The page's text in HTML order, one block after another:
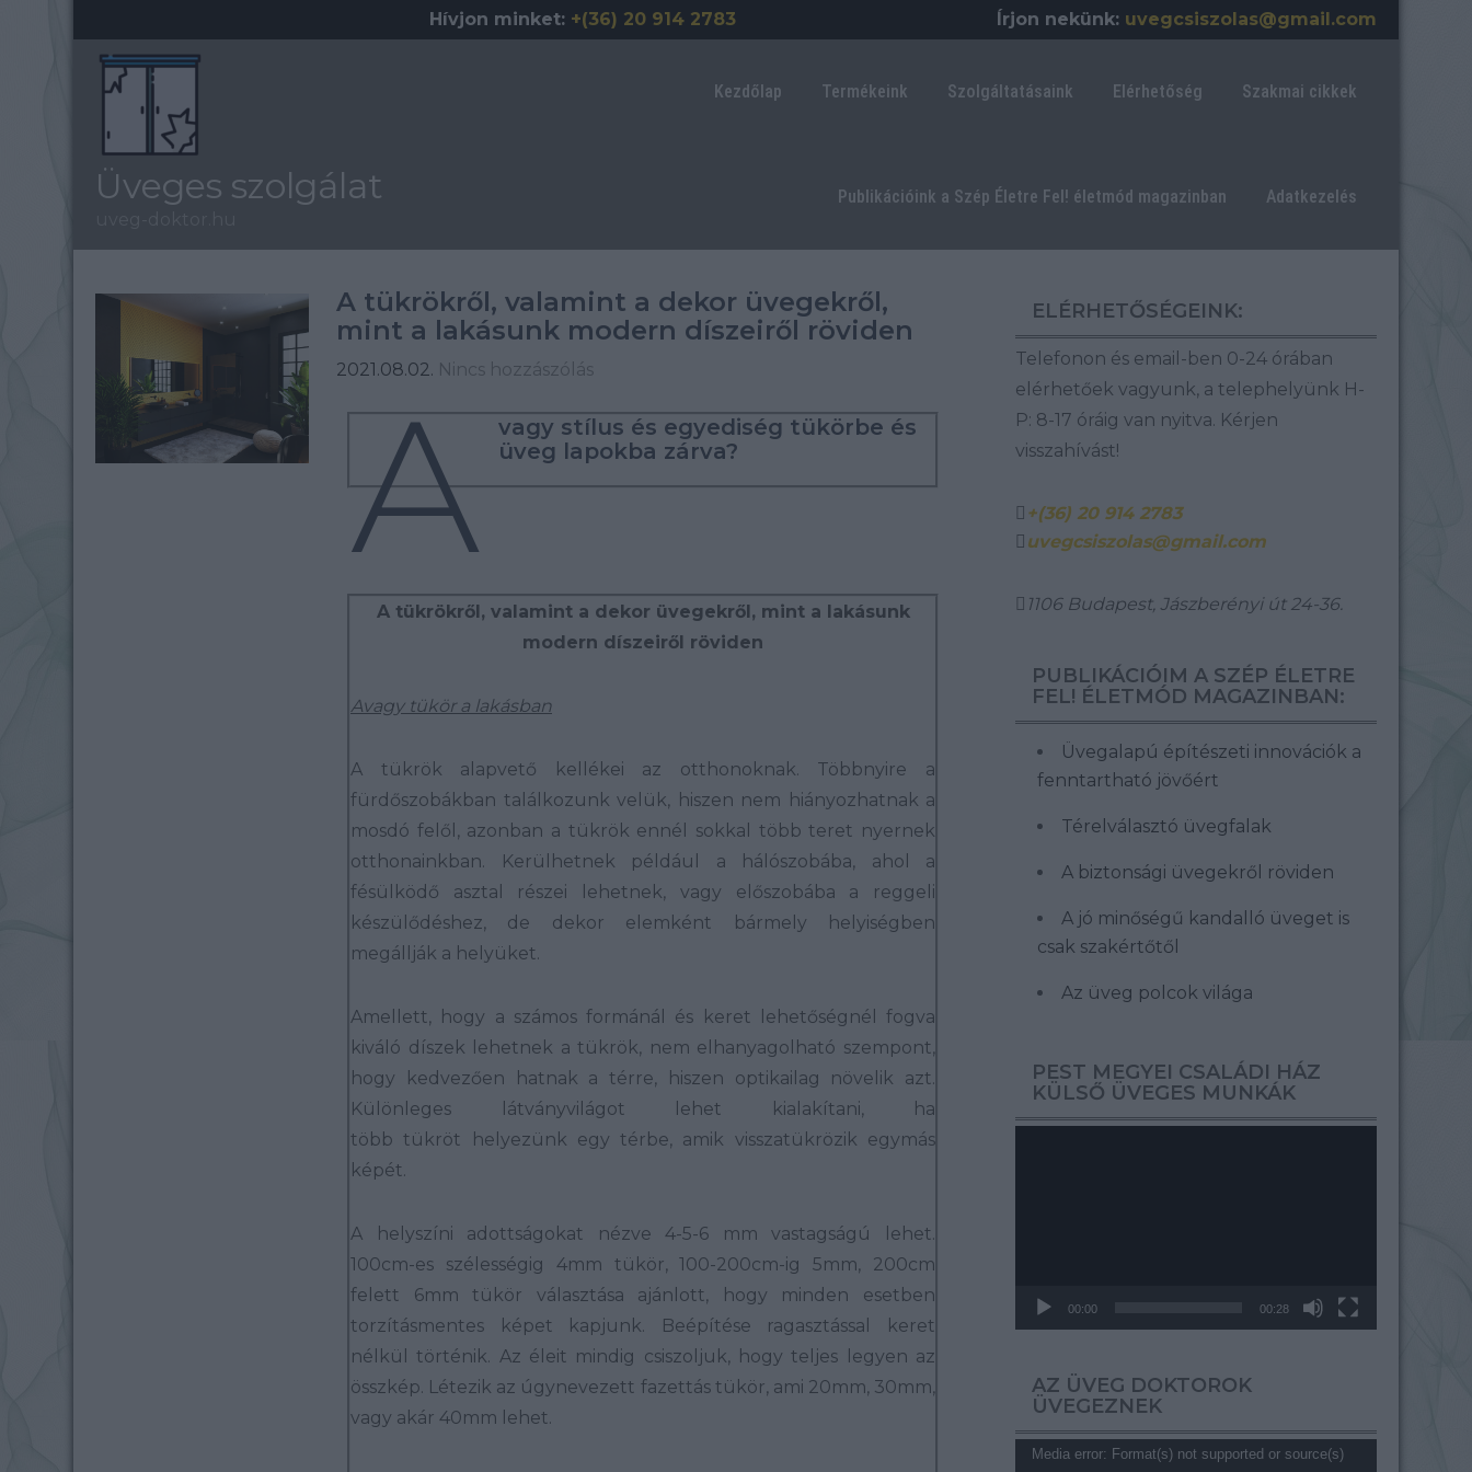
Hívjon minket: +(36) 20 914 2783 Írjon nekünk: uvegcsiszolas@gmail.com
Üveges szolgálat
Kezdőlap Termékeink Szolgáltatásaink Elérhetőség Szakmai cikkek
Publikációink a Szép Életre Fel! életmód magazinban Adatkezelés
A tükrökről, valamint a dekor üvegekről,
mint a lakásunk modern díszeiről röviden
2021.08.02. Nincs hozzászólás
A
vagy stílus és egyediség tükörbe és
üveg lapokba zárva?
A tükrökről, valamint a dekor üvegekről, mint a lakásunk
modern díszeiről röviden
Avagy tükör a lakásban
A tükrök alapvető kellékei az otthonoknak. Többnyire a
fürdőszobákban találkozunk velük, hiszen nem hiányozhatnak a
mosdó felől, azonban a tükrök ennél sokkal több teret nyernek
otthonainkban. Kerülhetnek például a hálószobába, ahol a
fésülködő asztal részei lehetnek, vagy előszobába a reggeli
készülődéshez, de dekor elemként bármely helyiségben
megállják a helyüket.
Amellett, hogy a számos formánál és keret lehetőségnél fogva
kiváló díszek lehetnek a tükrök, nem elhanyagolható szempont,
hogy kedvezően hatnak a térre, hiszen optikailag növelik azt.
Különleges látványvilágot lehet kialakítani, ha
több tükröt helyezünk egy térbe, amik visszatükrözik egymás
képét.
A helyszíni adottságokat nézve 4-5-6 mm vastagságú lehet.
100cm-es szélességig 4mm tükör, 100-200cm-ig 5mm, 200cm
felett 6mm tükör választása ajánlott, hogy minden esetben
torzításmentes képet kapjunk. Beépítése ragasztással keret
nélkül történik. Az éleit mindig csiszoljuk, hogy teljes legyen az
összkép. Létezik az úgynevezett fazettás tükör, ami 20mm, 30mm,
vagy akár 40mm lehet.
ELÉRHETŐSÉGEINK:
Telefonon és email-ben 0-24 órában
elérhetőek vagyunk, a telephelyünk H-
P: 8-17 óráig van nyitva. Kérjen
visszahívást!
+(36) 20 914 2783
uvegcsiszolas@gmail.com
1106 Budapest, Jászberényi út 24-36.
PUBLIKÁCIÓIM A SZÉP ÉLETRE
FEL! ÉLETMÓD MAGAZINBAN:
Üvegalapú építészeti innovációk a
fenntartható jövőért
Térelválasztó üvegfalak
A biztonsági üvegekről röviden
A jó minőségű kandalló üveget is
csak szakértőtől
Az üveg polcok világa
PEST MEGYEI CSALÁDI HÁZ
KÜLSŐ ÜVEGES MUNKÁK
00:00 00:28
AZ ÜVEG DOKTOROK
ÜVEGEZNEK
Videólejátszó
Media error: Format(s) not supported or source(s)